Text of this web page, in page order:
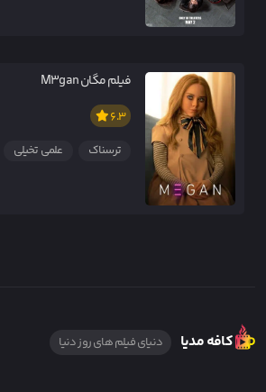
فیلم مگان M3gan
6.3
ترسناک
علمی تخیلی
کافه مدیا دنیای فیلم های روز دنیا